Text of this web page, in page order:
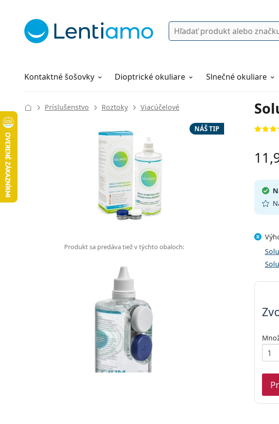
Vyhľadávanie
Kontaktné šošovky
Roztoky Dioptrické okuliare Slnečné okuliare
Všetko o nákupe
Príslušenstvo Roztoky Viacúčelové
NÁŠ TIP
Produkt sa predáva tiež v týchto obaloch: